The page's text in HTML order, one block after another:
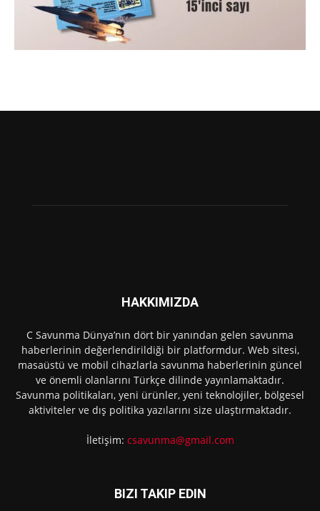
HAKKIMIZDA
C Savunma Dünya’nın dört bir yanından gelen savunma
haberlerinin değerlendirildiği bir platformdur. Web sitesi,
masaüstü ve mobil cihazlarla savunma haberlerinin güncel
ve önemli olanlarını Türkçe dilinde yayınlamaktadır.
Savunma politikaları, yeni ürünler, yeni teknolojiler, bölgesel
aktiviteler ve dış politika yazılarını size ulaştırmaktadır.
İletişim: csavunma@gmail.com
BIZI TAKIP EDIN